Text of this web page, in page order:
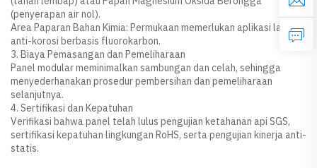
(penyerapan air nol).
Area Paparan Bahan Kimia: Permukaan memerlukan aplikasi lapisan
anti-korosi berbasis fluorokarbon.
3. Biaya Pemasangan dan Pemeliharaan
Panel modular meminimalkan sambungan dan celah, sehingga
menyederhanakan prosedur pembersihan dan pemeliharaan
selanjutnya.
4. Sertifikasi dan Kepatuhan
Verifikasi bahwa panel telah lulus pengujian ketahanan api SGS,
sertifikasi kepatuhan lingkungan RoHS, serta pengujian kinerja anti-
statis.